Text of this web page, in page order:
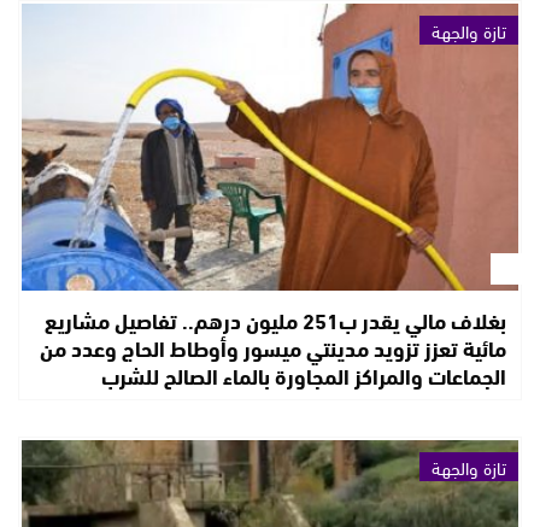
تازة والجهة
بغلاف مالي يقدر ب251 مليون درهم.. تفاصيل مشاريع
مائية تعزز تزويد مدينتي ميسور وأوطاط الحاج وعدد من
الجماعات والمراكز المجاورة بالماء الصالح للشرب
تازة والجهة